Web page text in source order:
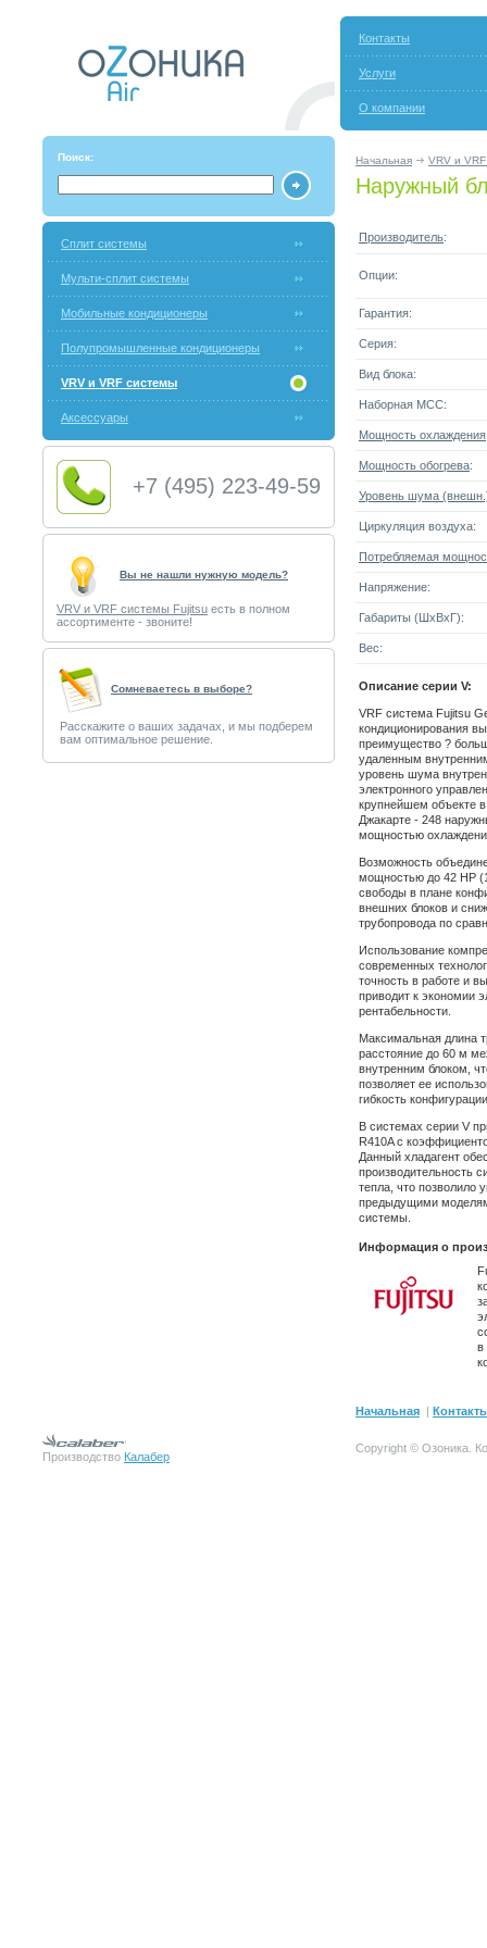
Контакты
Услуги
О компании
Поиск: Начальная VRV и
Наружный
Сплит системы
Мульти-сплит системы
Мобильные кондиционеры
Полупромышленные кондиционеры
VRV и VRF системы
Аксессуары
+7 (495) 223-49-59
Вы не нашли нужную модель?
VRV и VRF системы Fujitsu есть в полном
ассортименте - звоните!
Cомневаетесь в выборе?
Расскажите о ваших задачах, и мы подберем
вам оптимальное решение.
Производитель:
Опции:
Гарантия:
Серия:
Вид блока:
Наборная МСС:
Мощность охлаждения
Мощность обогрева:
Уровень шума
Циркуляция воздуха:
Потребляемая
Напряжение:
Габариты (ШxВxГ):
Вес:
Описание серии V:
VRF система Fujitsu
кондиционирования
преимущество ?
удаленным
уровень шума
электронного
крупнейшем объекте
Джакарте - 248
мощностью
Возможность
мощностью до 42 HP
свободы в плане
внешних блоков и
трубопровода по
Использование
современных
точность в работе и
приводит к экономии
рентабельности.
Максимальная длина
расстояние до 60 м
внутренним блоком,
позволяет ее
гибкость
В системах серии V
R410A с
Данный хладагент
производительность
тепла, что позволило
предыдущими
системы.
Информация о
в
Начальная |
Производство Калабер
Copyright © Озоника.